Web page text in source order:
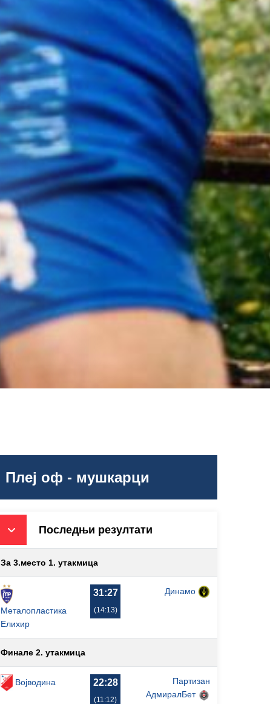
Плеј оф - мушкарци
Последњи резултати
За 3.место 1. утакмица
Металопластика
Елиxир
31:27
(14:13)
Динамо
Финале 2. утакмица
Војводина 22:28
(11:12)
Партизан
АдмиралБет